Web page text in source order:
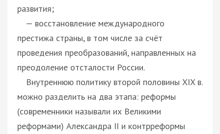
развития;
— восстановление международного
престижа страны, в том числе за счёт
проведения преобразований, направленных на
преодоление отсталости России.
Внутреннюю политику второй половины XIX в.
можно разделить на два этапа: реформы
(современники называли их Великими
реформами) Александра II и контрреформы